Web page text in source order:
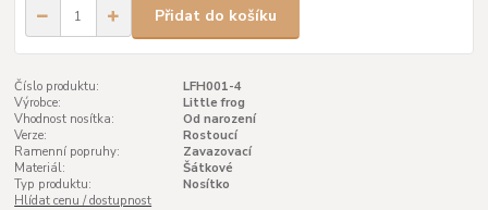
Přidat do košíku
Číslo produktu:
LFH001-4
Výrobce:
Little frog
Vhodnost nosítka:
Od narození
Verze:
Rostoucí
Ramenní popruhy:
Zavazovací
Materiál:
Šátkové
Typ produktu:
Nosítko
Hlídat cenu / dostupnost